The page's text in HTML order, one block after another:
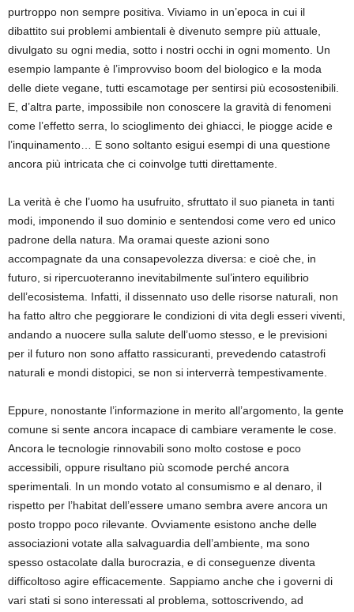
purtroppo non sempre positiva. Viviamo in un’epoca in cui il
dibattito sui problemi ambientali è divenuto sempre più attuale,
divulgato su ogni media, sotto i nostri occhi in ogni momento. Un
esempio lampante è l’improvviso boom del biologico e la moda
delle diete vegane, tutti escamotage per sentirsi più ecosostenibili.
E, d’altra parte, impossibile non conoscere la gravità di fenomeni
come l’effetto serra, lo scioglimento dei ghiacci, le piogge acide e
l’inquinamento… E sono soltanto esigui esempi di una questione
ancora più intricata che ci coinvolge tutti direttamente.
La verità è che l’uomo ha usufruito, sfruttato il suo pianeta in tanti
modi, imponendo il suo dominio e sentendosi come vero ed unico
padrone della natura. Ma oramai queste azioni sono
accompagnate da una consapevolezza diversa: e cioè che, in
futuro, si ripercuoteranno inevitabilmente sul’intero equilibrio
dell’ecosistema. Infatti, il dissennato uso delle risorse naturali, non
ha fatto altro che peggiorare le condizioni di vita degli esseri viventi,
andando a nuocere sulla salute dell’uomo stesso, e le previsioni
per il futuro non sono affatto rassicuranti, prevedendo catastrofi
naturali e mondi distopici, se non si interverrà tempestivamente.
Eppure, nonostante l’informazione in merito all’argomento, la gente
comune si sente ancora incapace di cambiare veramente le cose.
Ancora le tecnologie rinnovabili sono molto costose e poco
accessibili, oppure risultano più scomode perché ancora
sperimentali. In un mondo votato al consumismo e al denaro, il
rispetto per l’habitat dell’essere umano sembra avere ancora un
posto troppo poco rilevante. Ovviamente esistono anche delle
associazioni votate alla salvaguardia dell’ambiente, ma sono
spesso ostacolate dalla burocrazia, e di conseguenze diventa
difficoltoso agire efficacemente. Sappiamo anche che i governi di
vari stati si sono interessati al problema, sottoscrivendo, ad